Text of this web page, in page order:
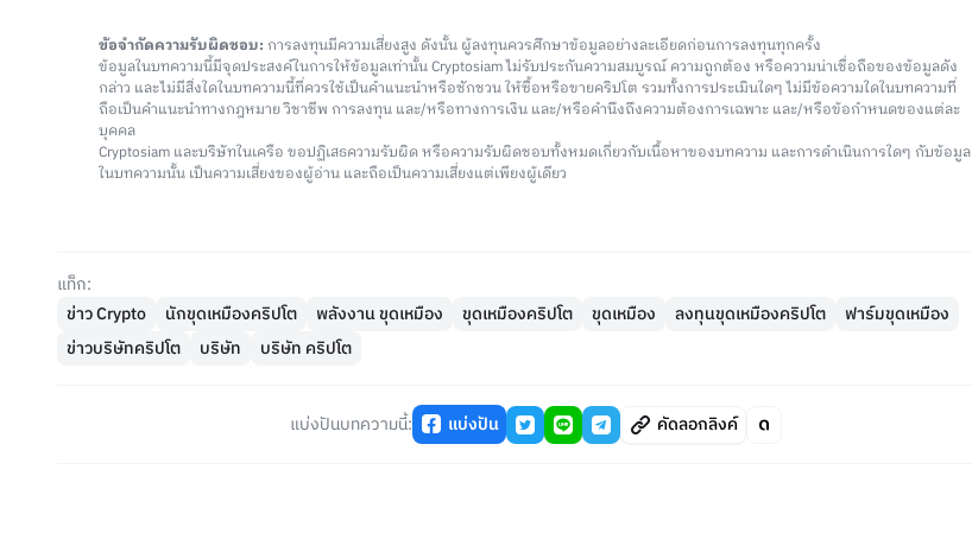
ข้อจำกัดความรับผิดชอบ: การลงทุนมีความเสี่ยงสูง ดังนั้น ผู้ลงทุนควรศึกษาข้อมูลอย่างละเอียดก่อนการลงทุนทุกครั้ง
ข้อมูลในบทความนี้มีจุดประสงค์ในการให้ข้อมูลเท่านั้น Cryptosiam ไม่รับประกันความสมบูรณ์ ความถูกต้อง หรือความน่าเชื่อถือของข้อมูลดัง
กล่าว และไม่มีสิ่งใดในบทความนี้ที่ควรใช้เป็นคำแนะนำหรือชักชวน ให้ซื้อหรือขายคริปโต รวมทั้งการประเมินใดๆ ไม่มีข้อความใดในบทความที่
ถือเป็นคำแนะนำทางกฎหมาย วิชาชีพ การลงทุน และ/หรือทางการเงิน และ/หรือคำนึงถึงความต้องการเฉพาะ และ/หรือข้อกำหนดของแต่ละ
บุคคล
Cryptosiam และบริษัทในเครือ ขอปฏิเสธความรับผิด หรือความรับผิดชอบทั้งหมดเกี่ยวกับเนื้อหาของบทความ และการดำเนินการใดๆ กับข้อมูล
ในบทความนั้น เป็นความเสี่ยงของผู้อ่าน และถือเป็นความเสี่ยงแต่เพียงผู้เดียว
แท็ก:
ข่าว Crypto
นักขุดเหมืองคริปโต พลังงาน ขุดเหมือง ขุดเหมืองคริปโต ขุดเหมือง ลงทุนขุดเหมืองคริปโต
ฟาร์มขุดเหมือง
ข่าวบริษัทคริปโต
บริษัท บริษัท คริปโต
แบ่งปันบทความนี้: แบ่งปัน คัดลอกลิงค์